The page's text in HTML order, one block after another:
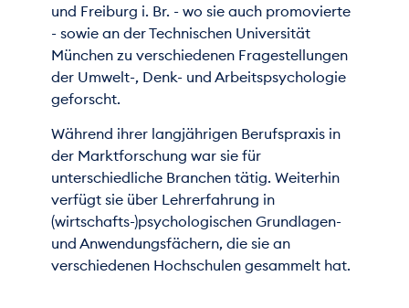
und Freiburg i. Br. - wo sie auch promovierte
- sowie an der Technischen Universität
München zu verschiedenen Fragestellungen
der Umwelt-, Denk- und Arbeitspsychologie
geforscht.
Während ihrer langjährigen Berufspraxis in
der Marktforschung war sie für
unterschiedliche Branchen tätig. Weiterhin
verfügt sie über Lehrerfahrung in
(wirtschafts-)psychologischen Grundlagen-
und Anwendungsfächern, die sie an
verschiedenen Hochschulen gesammelt hat.